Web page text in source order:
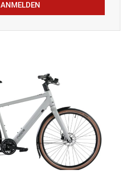
ANMELDEN